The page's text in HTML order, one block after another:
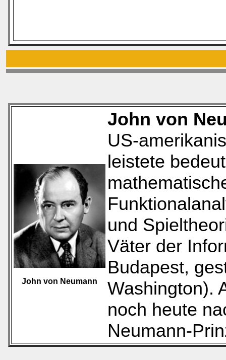
John von Neumann
John von
US-
leistete
und
Väter der
Budapest,
Washington).
noch heute
Neumann-